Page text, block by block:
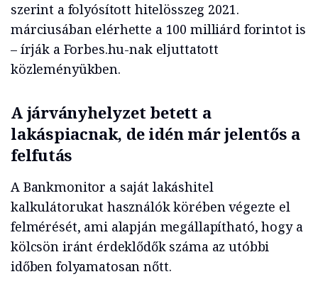
szerint a folyósított hitelösszeg 2021.
márciusában elérhette a 100 milliárd forintot is
– írják a Forbes.hu-nak eljuttatott
közleményükben.
A járványhelyzet betett a
lakáspiacnak, de idén már jelentős a
felfutás
A Bankmonitor a saját lakáshitel
kalkulátorukat használók körében végezte el
felmérését, ami alapján megállapítható, hogy a
kölcsön iránt érdeklődők száma az utóbbi
időben folyamatosan nőtt.